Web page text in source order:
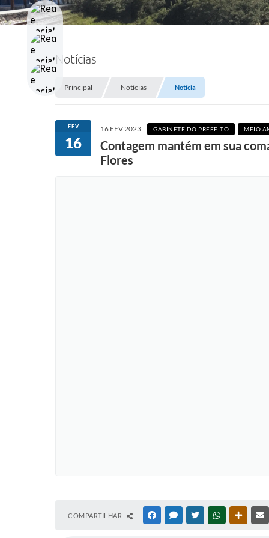
Notícias
Principal Notícias Notícia
FEV
16
16 FEV 2023 GABINETE DO PREFEITO MEIO
Contagem mantém em sua
Flores
COMPARTILHAR FACEBOOKMESSENGER
TWITTERWHATSAPP